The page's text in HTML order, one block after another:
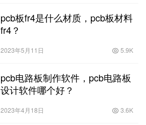
pcb板fr4是什么材质，pcb板材料
fr4？
2023年5月11日 5.9K
pcb电路板制作软件，pcb电路板
设计软件哪个好？
2023年4月18日 3.6K